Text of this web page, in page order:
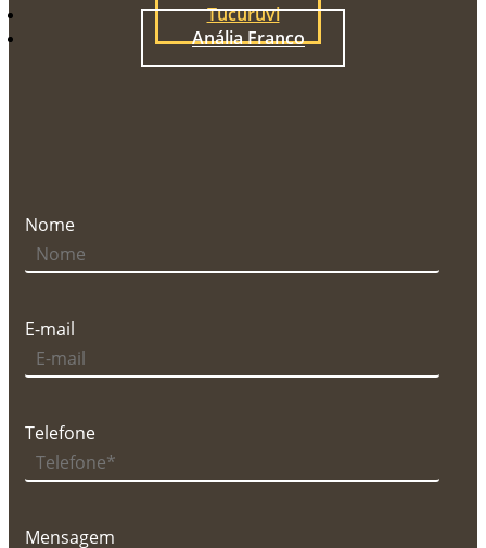
Tucuruvi
Anália Franco
Nome
E-mail
Telefone
Mensagem